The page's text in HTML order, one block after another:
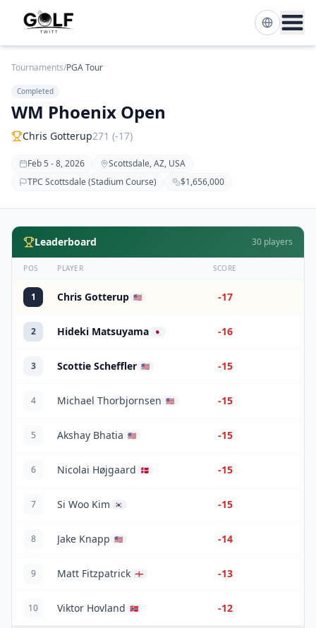
Tournaments/PGA Tour
Completed
WM Phoenix Open
Chris Gotterup271 (-17)
Feb 5 - 8, 2026
Scottsdale, AZ, USA
TPC Scottsdale (Stadium Course)
$1,656,000
Leaderboard 30 players
POS PLAYER SCORE
1 Chris Gotterup 🇺🇸 -17
2 Hideki Matsuyama 🇯🇵 -16
3 Scottie Scheffler 🇺🇸 -15
4 Michael Thorbjornsen 🇺🇸 -15
5 Akshay Bhatia 🇺🇸 -15
6 Nicolai Højgaard 🇩🇰 -15
7 Si Woo Kim 🇰🇷 -15
8 Jake Knapp 🇺🇸 -14
9 Matt Fitzpatrick 🏴󠁧󠁢󠁥󠁮󠁧󠁿 -13
10 Viktor Hovland 🇳🇴 -12